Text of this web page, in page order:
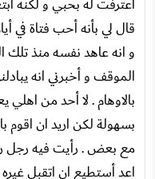
قال لي بأنه أحب فتاة في
و انه عاهد نفسه منذ
الموقف و أخبرني انه
بالاوهام . لا أحد من اهلي
بسهولة لكن اريد ان اقوم
مع بعض . رأيت فيه رجل
اعد أستطيع ان اتقبل